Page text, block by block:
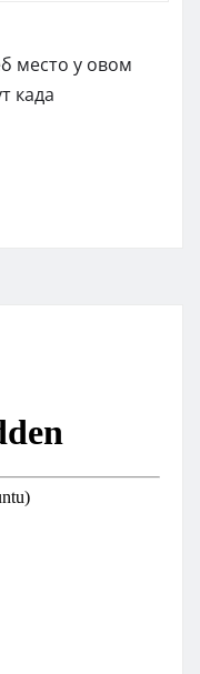
место у овом
када